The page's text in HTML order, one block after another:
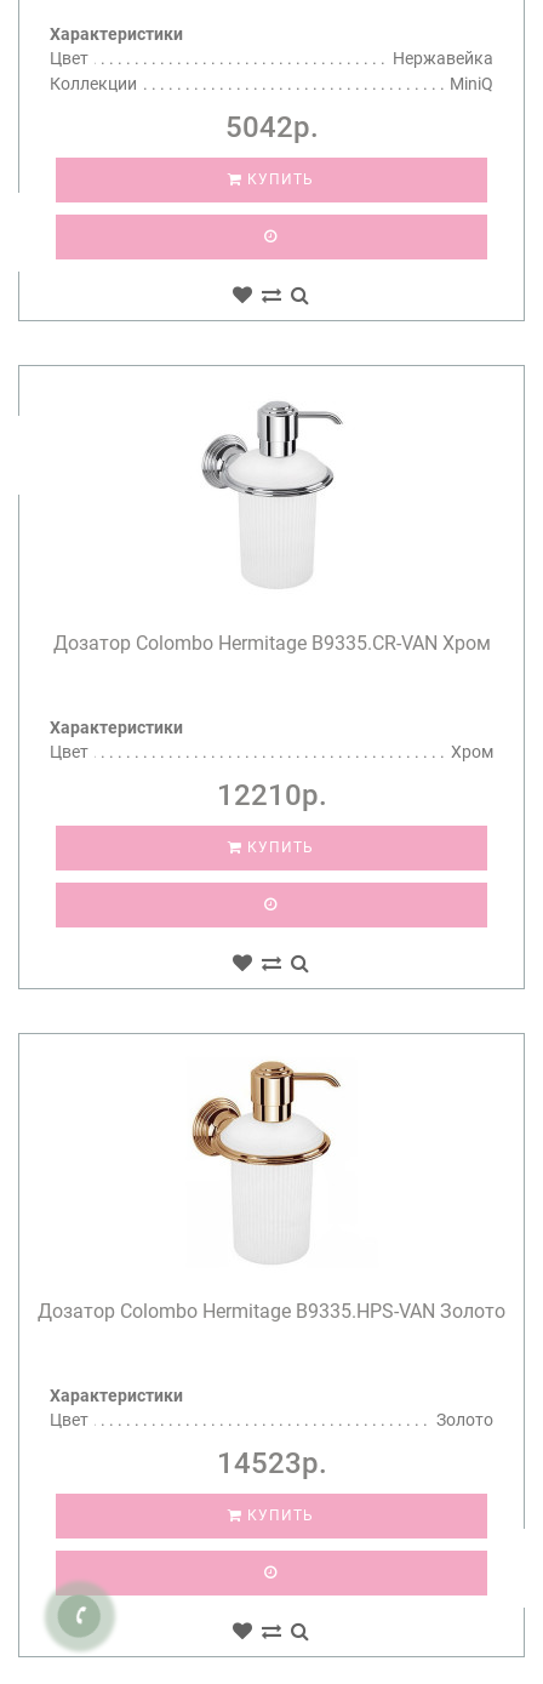
Характеристики
Цвет
Нержавейка
Коллекции
MiniQ
5042р.
КУПИТЬ
Дозатор Colombo Hermitage B9335.CR-VAN Хром
Характеристики
Цвет
Хром
12210р.
КУПИТЬ
Дозатор Colombo Hermitage B9335.HPS-VAN Золото
Характеристики
Цвет
Золото
14523р.
КУПИТЬ